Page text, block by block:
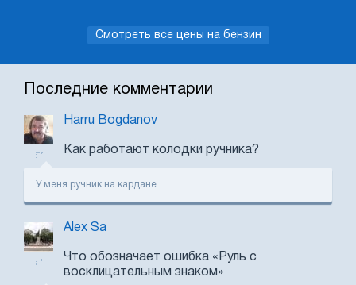
Смотреть все цены на бензин
Последние комментарии
Harru Bogdanov
Как работают колодки ручника?
У меня ручник на кардане
Alex Sa
Что обозначает ошибка «Руль с
восклицательным знаком»